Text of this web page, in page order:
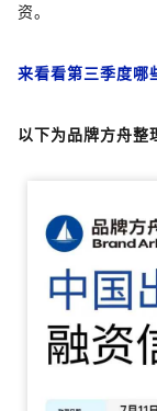
资。
来看看第三季度哪
以下为品牌方舟整